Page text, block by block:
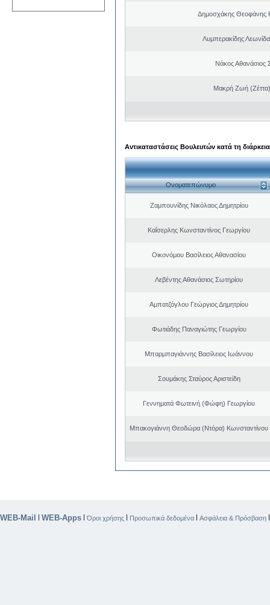
Δημοσχάκης Θεοφάνης
Λυμπερακίδης
Νάκος Αθανάσιος
Μακρή Ζωή
Αντικαταστάσεις Βουλευτών κατά τη
Ονοματεπώνυμο
Ζαμπουνίδης Νικόλαος Δημητρίου
Καΐσερλης Κωνσταντίνος Γεωργίου
Οικονόμου Βασίλειος Αθανασίου
Λεβέντης Αθανάσιος Σωτηρίου
Αμπατζόγλου Γεώργιος Δημητρίου
Φωτιάδης Παναγιώτης Γεωργίου
Μπαρμπαγιάννης Βασίλειος Ιωάννου
Σουμάκης Σταύρος Αριστείδη
Γεννηματά Φωτεινή (Φώφη) Γεωργίου
Μπακογιάννη Θεοδώρα (Ντόρα) Κωνσταντίνου
WEB-Mail | WEB-Apps |Όροι χρήσης | Προσωπικά δεδομένα | Ασφάλεια & Πρόσβαση